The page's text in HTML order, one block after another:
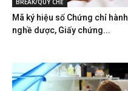
BREAK/QUY CHẾ
Mã ký hiệu số Chứng chỉ hành
nghề dược, Giấy chứng...